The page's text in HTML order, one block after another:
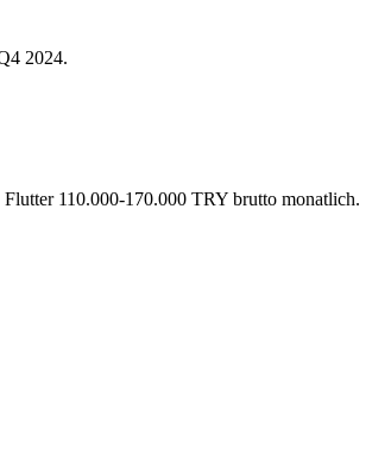
2024.
110.000-170.000 TRY brutto monatlich.